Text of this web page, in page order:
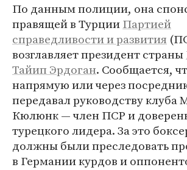
По данным полиции, она
правящей в ТурцииПартией
справедливости и развития
возглавляет президент страны
Тайип Эрдоган. Сообщается,
напрямую или через
передавал руководству клуба
Кюлюнк — член ПСР и
турецкого лидера. За это
должны были преследовать
в Германии курдов и